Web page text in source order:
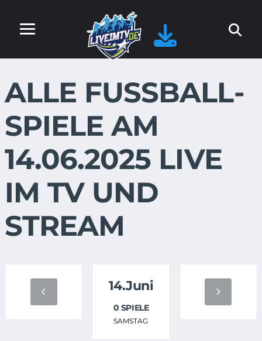
ALLE FUSSBALL-S
PIELE AM 1
4.06.2025 LIVE I
M TV UND S
TREAM
14.Juni
0 SPIELE
SAMSTAG